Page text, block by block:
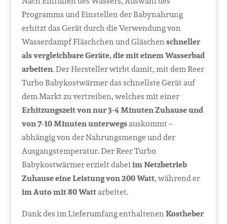
Programms und Einstellen der Babynahrung
erhitzt das Gerät durch die Verwendung von
Wasserdampf Fläschchen und Gläschenschneller
als vergleichbare Geräte, die mit einem Wasserbad
arbeiten. Der Hersteller wirbt damit, mit dem Reer
Turbo Babykostwärmer das schnellste Gerät auf
dem Markt zu vertreiben, welches mit einer
Erhitzungszeit von nur 3-4 Minuten Zuhause und
von 7-10 Minuten unterwegsauskommt –
abhängig von der Nahrungsmenge und der
Ausgangstemperatur. Der Reer Turbo
Babykostwärmer erzielt dabeiim Netzbetrieb
Zuhause eine Leistung von 200 Watt, während er
im Auto mit 80 Wattarbeitet.
Dank des im Lieferumfang enthaltenenKostheber